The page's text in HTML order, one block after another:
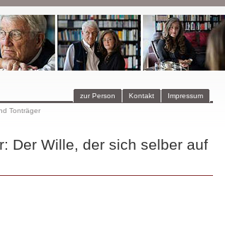
Impressum
Kontakt
zur Person
Tonträger
Der Wille, der sich selber auf